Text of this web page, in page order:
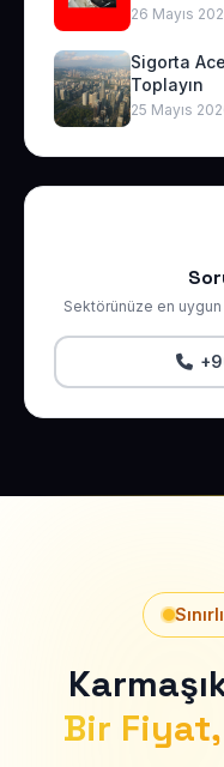
26 Mayıs
Sigorta
Toplayın
25 Mayıs
Sektörünüze en
Bir